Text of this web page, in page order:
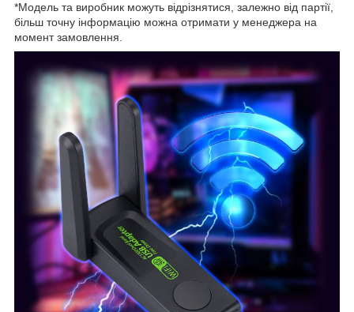
*Модель та виробник можуть відрізнятися, залежно від партії,
більш точну інформацію можна отримати у менеджера на
момент замовлення.